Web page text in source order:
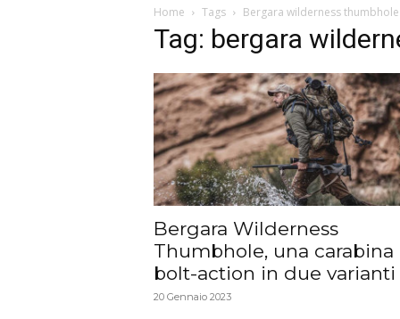
Home Tags Bergara wilderness
Tag: bergara
Bergara Wilderness
Thumbhole, una carabina
bolt-action in due varianti
20 Gennaio 2023